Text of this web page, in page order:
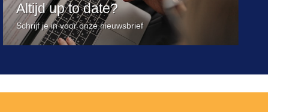
Altijd up to date?
Schrijf je in voor onze nieuwsbrief